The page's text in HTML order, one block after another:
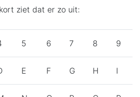
ziet dat er zo uit:
5 6 7 8 9
E F G H I